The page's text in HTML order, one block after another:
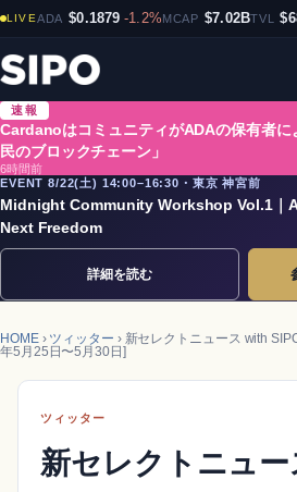
LIVEADA $0.1879 -1.2%MCAP $7.02BTVL
速報
CardanoはコミュニティがADAの保有者に
民のブロックチェーン」
6時間前
EVENT 8/22(土) 14:00–16:30・東京 神宮前
Midnight Community Workshop Vol.1｜
Next Freedom
詳細を読む
HOME› ツィッター › 新セレクトニュース with
年5月25日〜5月30日]
ツィッター
新セレクトニュ